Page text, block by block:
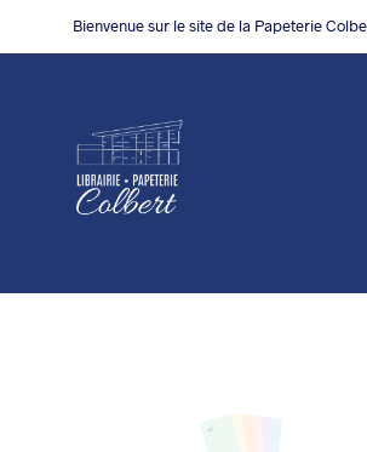
Bienvenue sur le site de la Papeterie